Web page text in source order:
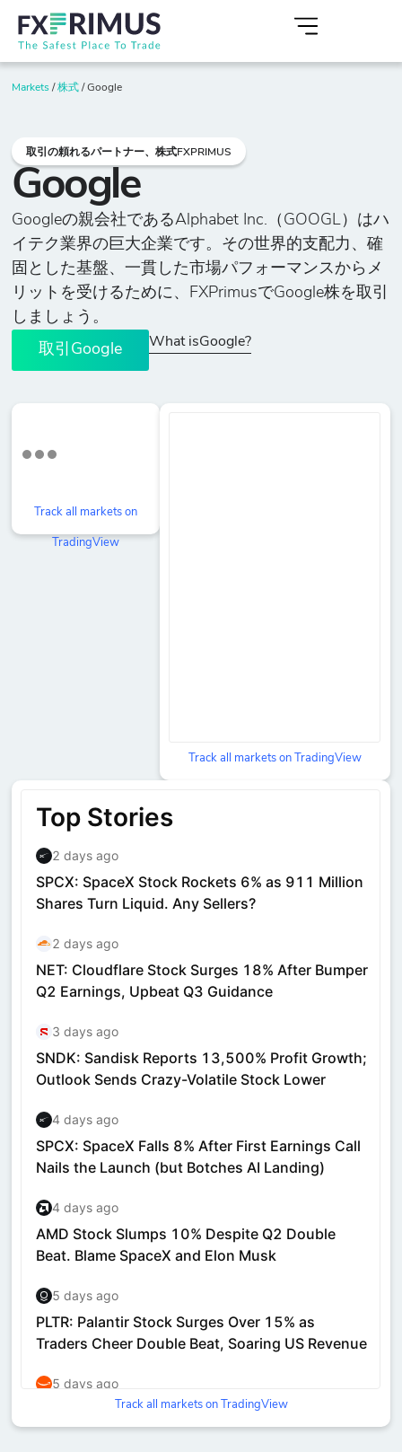
取引の頼れるパートナー、株式FXPRIMUS
Google
Googleの親会社であるAlphabet Inc.（GOOGL）はハ
イテク業界の巨大企業です。その世界的支配力、確
固とした基盤、一貫した市場パフォーマンスからメ
リットを受けるために、FXPrimusでGoogle株を取引
しましょう。
取引Google
What isGoogle?
Track all markets on
TradingView
Track all markets on TradingView
Track all markets on TradingView
Markets /株式 /Google